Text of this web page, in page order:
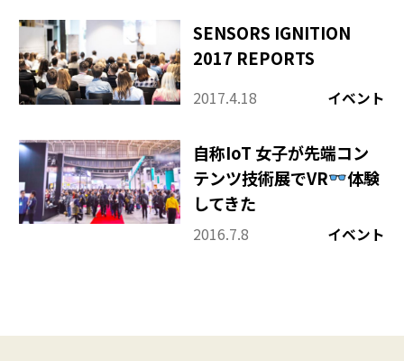
SENSORS IGNITION
2017 REPORTS
2017.4.18 イベント
自称IoT 女子が先端コン
テンツ技術展でVR
体験
してきた
2016.7.8 イベント
X